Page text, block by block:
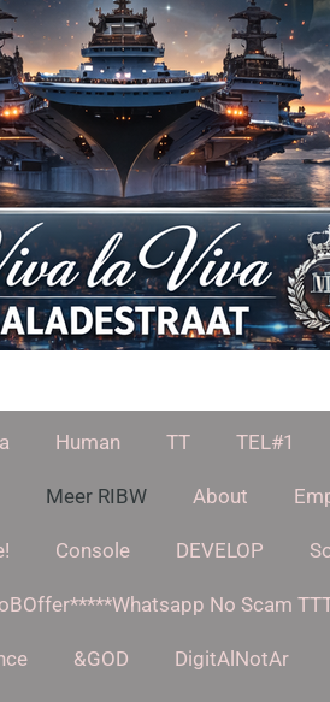
Human TT TEL#1
Meer RIBW About
Console DEVELOP
No Scam TTT-
&GOD DigitAlNotAr